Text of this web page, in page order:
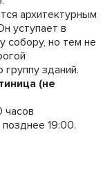
архитектурным
уступает в
собору, но тем не
зданий.
(не
часов
19:00.